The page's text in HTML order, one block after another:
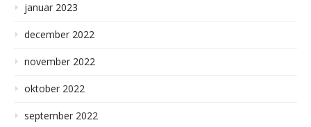
januar 2023
december 2022
november 2022
oktober 2022
september 2022